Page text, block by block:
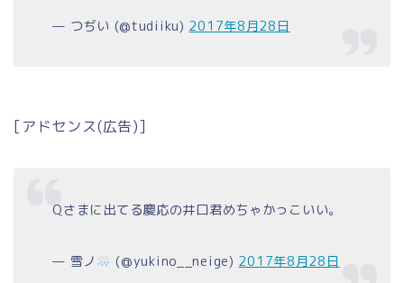
— つぢい (@tudiiku) 2017年8月28日
[アドセンス(広告)]
Qさまに出てる慶応の井口君めちゃかっこいい。
— 雪ノ (@yukino__neige) 2017年8月28日